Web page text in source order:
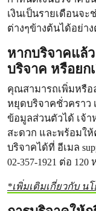
เงินเป็นรายเดือนจ
ต่างๆข้างต้นได้อย่า
หากบริจาคแล้
บริจาค หรือยก
คุณสามารถเพิ่มหรือ
หยุดบริจาคชั่วคราว
ข้อมูลส่วนตัวได้ เจ้
สะดวก และพร้อมใ
บริจาคได้ที่ อีเมล
02-357-1921 ต่อ 120
*เพิ่มเติมเกี่ยวกับ น